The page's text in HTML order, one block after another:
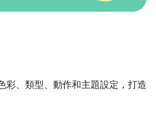
彩、類型、動作和主題設定，打造